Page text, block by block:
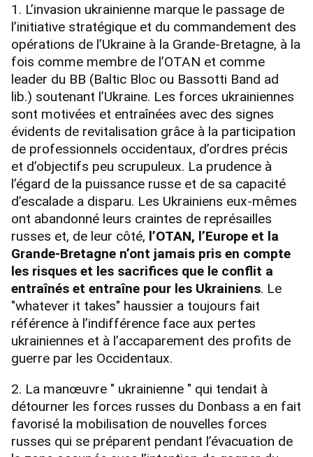
1. L’invasion ukrainienne marque le passage de
l’initiative stratégique et du commandement des
opérations de l’Ukraine à la Grande-Bretagne, à la
fois comme membre de l’OTAN et comme
leader du BB (Baltic Bloc ou Bassotti Band ad
lib.) soutenant l’Ukraine. Les forces ukrainiennes
sont motivées et entraînées avec des signes
évidents de revitalisation grâce à la participation
de professionnels occidentaux, d’ordres précis
et d’objectifs peu scrupuleux. La prudence à
l’égard de la puissance russe et de sa capacité
d’escalade a disparu. Les Ukrainiens eux-mêmes
ont abandonné leurs craintes de représailles
russes et, de leur côté, l’OTAN, l’Europe et la
Grande-Bretagne n’ont jamais pris en compte
les risques et les sacrifices que le conflit a
entraînés et entraîne pour les Ukrainiens. Le
"whatever it takes" haussier a toujours fait
référence à l’indifférence face aux pertes
ukrainiennes et à l’accaparement des profits de
guerre par les Occidentaux.
2. La manœuvre " ukrainienne " qui tendait à
détourner les forces russes du Donbass a en fait
favorisé la mobilisation de nouvelles forces
russes qui se préparent pendant l’évacuation de